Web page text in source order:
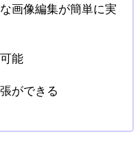
画像編集が簡単に実
能
ができる